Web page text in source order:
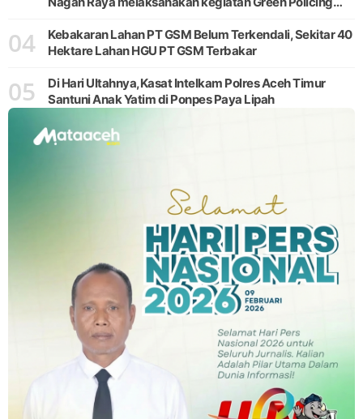
Kecamatan Beutong, Kabupaten
04
Kebakaran Lahan PT GSM Belum Terkendali, Sekitar 40
Hektare Lahan HGU PT GSM Terbakar
05
Di Hari Ultahnya,Kasat Intelkam Polres Aceh Timur
Santuni Anak Yatim di Ponpes Paya Lipah